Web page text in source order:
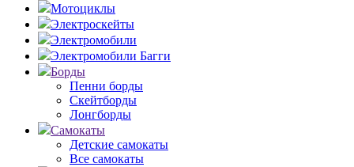
Мотоциклы
Электроскейты
Электромобили
Электромобили Багги
Борды
Пенни борды
Скейтборды
Лонгборды
Самокаты
Детские самокаты
Все самокаты